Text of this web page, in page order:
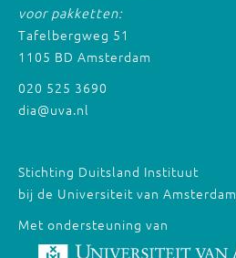
voor pakketten:
Tafelbergweg 51
1105 BD Amsterdam
020 525 3690
dia@uva.nl
Stichting Duitsland Instituut
bij de Universiteit van Amsterdam
Met ondersteuning van